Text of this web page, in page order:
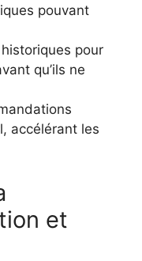
pouvant
pour
qu’ils ne
accélérant les
et